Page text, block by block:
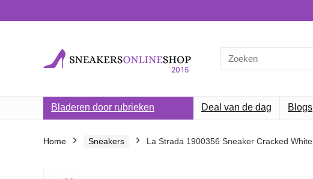
Search
for:
Bladeren door rubrieken Deal van de dag Blogs
Home Sneakers La Strada 1900356 Sneaker Cracked White